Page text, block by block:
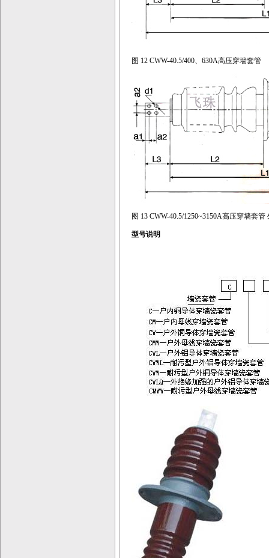
图 12 CWW-40.5/400、630A高压穿墙套管
图 13 CWW-40.5/1250~3150A高压穿墙套
型号说明